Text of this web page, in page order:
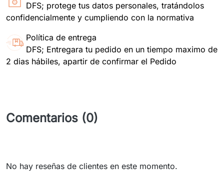
DFS; protege tus datos personales, tratándolos
confidencialmente y cumpliendo con la normativa
Política de entrega
DFS; Entregara tu pedido en un tiempo maximo de
2 dias hábiles, apartir de confirmar el Pedido
Comentarios (0)
No hay reseñas de clientes en este momento.